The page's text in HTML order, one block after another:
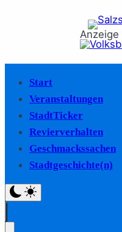
Anzeige
Start
Veranstaltungen
StadtTicker
Revierverhalten
Geschmackssachen
Stadtgeschichte(n)